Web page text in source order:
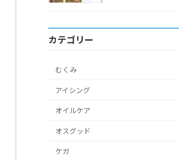
カテゴリー
むくみ
アイシング
オイルケア
オスグッド
ケガ